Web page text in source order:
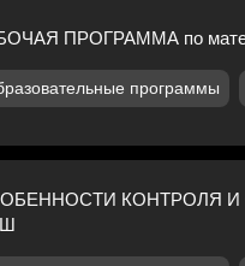
ПРОГРАММА по
программы
КОНТРОЛЯ И